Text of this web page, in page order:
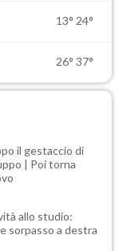
13° 24°
26° 37°
il gestaccio di
| Poi torna
allo studio:
sorpasso a destra